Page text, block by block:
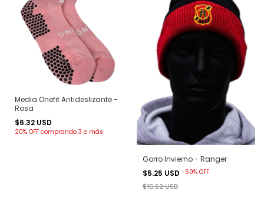
Media Onefit Antideslizante -
Rosa
$6.32 USD
20% OFF comprando 3 o más
Gorro Invierno - Ranger
$5.25 USD -50% OFF
$10.52 USD